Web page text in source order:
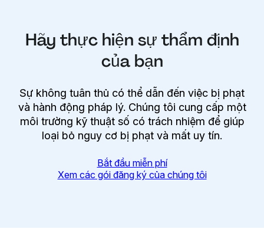
Hãy thực hiện sự thẩm định
của bạn
Sự không tuân thủ có thể dẫn đến việc bị phạt
và hành động pháp lý. Chúng tôi cung cấp một
môi trường kỹ thuật số có trách nhiệm để giúp
loại bỏ nguy cơ bị phạt và mất uy tín.
Bắt đầu miễn phí
Xem các gói đăng ký của chúng tôi